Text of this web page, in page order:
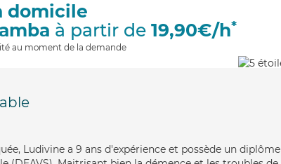
domicile
à partir de 19,90€/h*
au moment de la demande
Ludivine a 9 ans d'expérience et possède un diplôme